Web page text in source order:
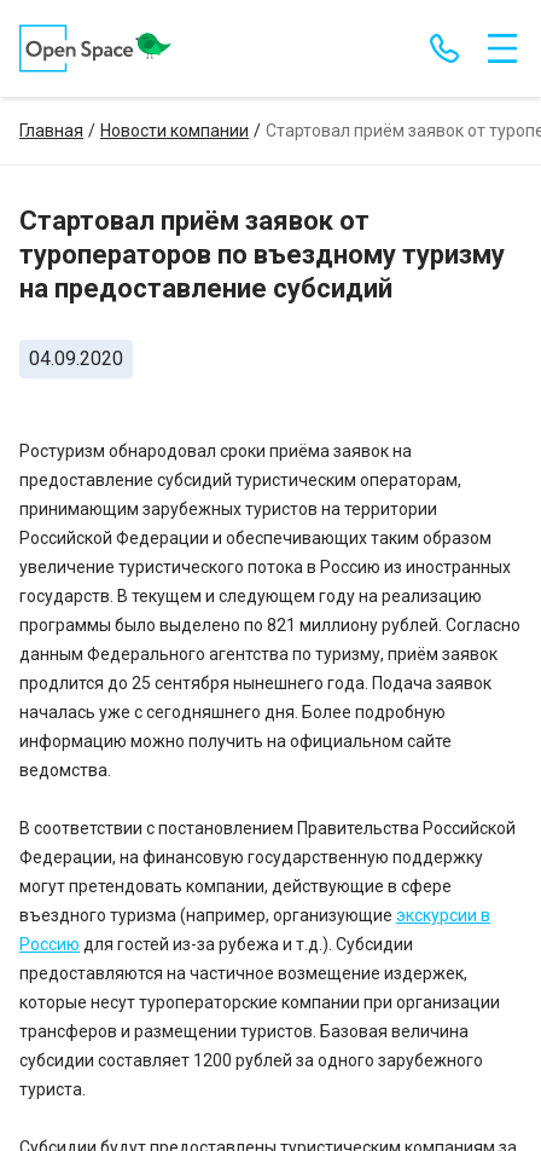
Главная Новости компании Стартовал приём заявок от
Стартовал приём заявок от
туроператоров по въездному туризму
на предоставление субсидий
04.09.2020
Ростуризм обнародовал сроки приёма заявок на
предоставление субсидий туристическим операторам,
принимающим зарубежных туристов на территории
Российской Федерации и обеспечивающих таким образом
увеличение туристического потока в Россию из иностранных
государств. В текущем и следующем году на реализацию
программы было выделено по 821 миллиону рублей. Согласно
данным Федерального агентства по туризму, приём заявок
продлится до 25 сентября нынешнего года. Подача заявок
началась уже с сегодняшнего дня. Более подробную
информацию можно получить на официальном сайте
ведомства.
В соответствии с постановлением Правительства Российской
Федерации, на финансовую государственную поддержку
могут претендовать компании, действующие в сфере
въездного туризма (например, организующие экскурсии в
Россию для гостей из-за рубежа и т.д.). Субсидии
предоставляются на частичное возмещение издержек,
которые несут туроператорские компании при организации
трансферов и размещении туристов. Базовая величина
субсидии составляет 1200 рублей за одного зарубежного
туриста.